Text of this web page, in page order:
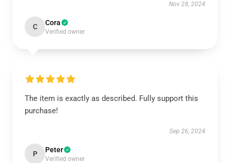
Nov 28, 2024
C Cora
Verified owner
The item is exactly as described. Fully support this
purchase!
Sep 26, 2024
P Peter
Verified owner